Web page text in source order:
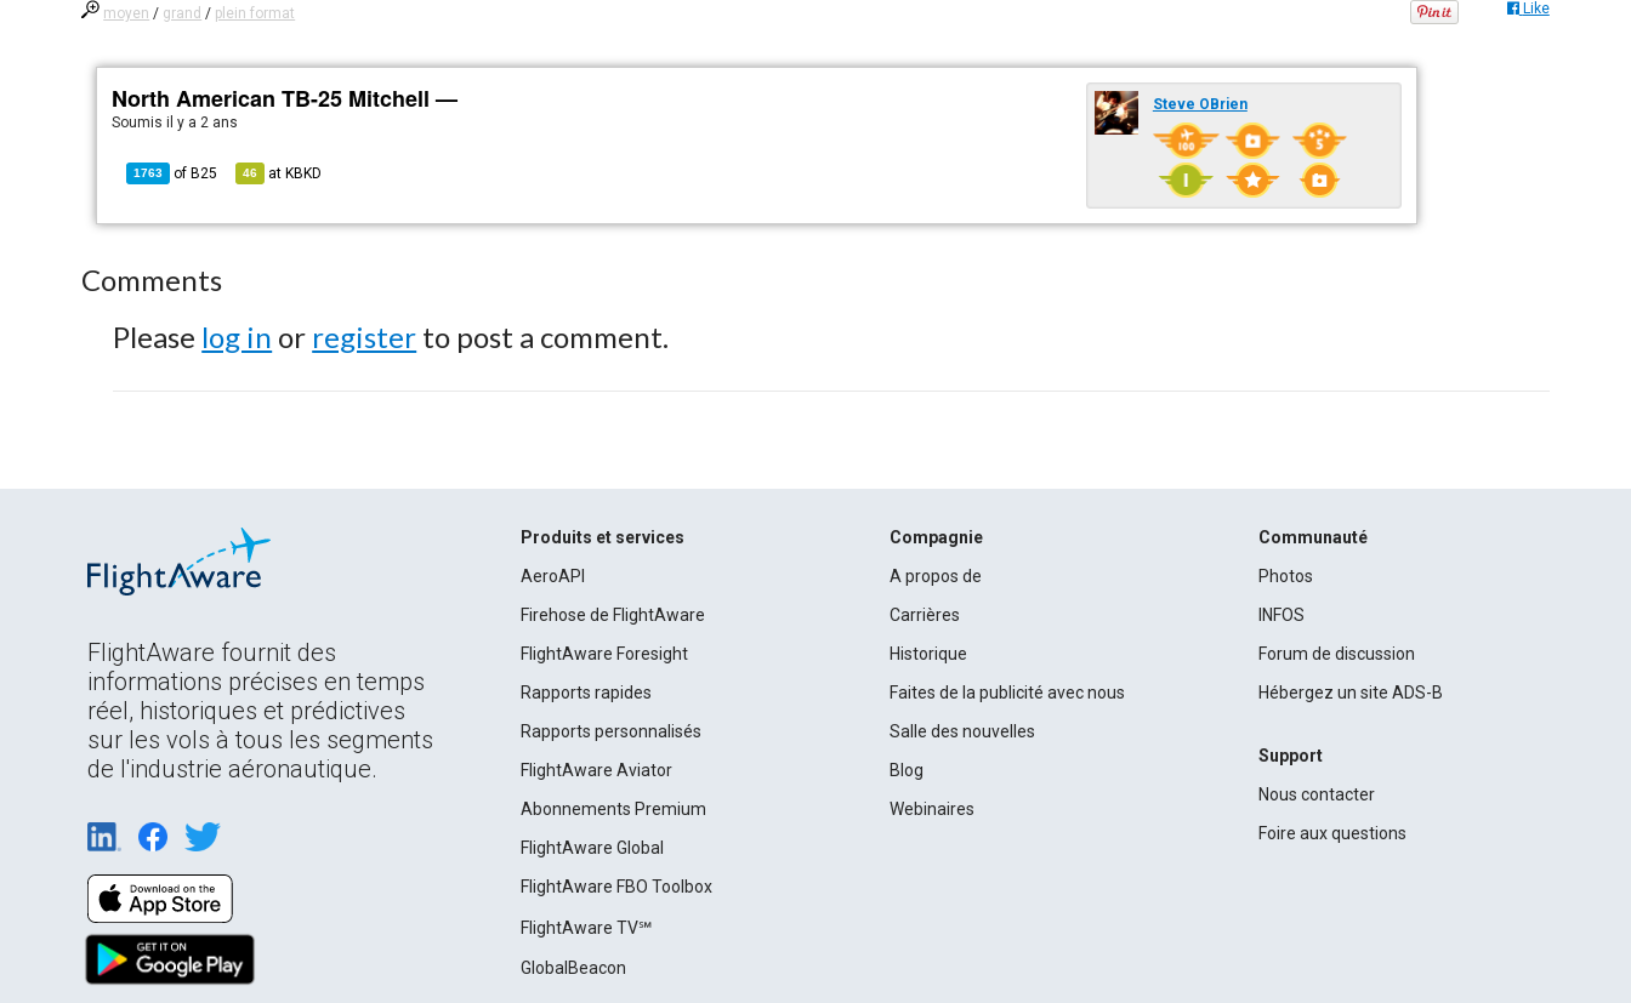
moyen / grand / plein format Like
North American TB-25 Mitchell —
Soumisil y a 2 ans
1763 of B25 46 at KBKD
Steve OBrien
Comments
Please log in or register to post a comment.
FlightAware fournit des
informations précises en temps
réel, historiques et prédictives
sur les vols à tous les segments
de l'industrie aéronautique.
Produits et services
AeroAPI
Firehose de FlightAware
FlightAware Foresight
Rapports rapides
Rapports personnalisés
FlightAware Aviator
Abonnements Premium
FlightAware Global
FlightAware FBO Toolbox
FlightAware TV℠
GlobalBeacon
Compagnie
A propos de
Carrières
Historique
Faites de la publicité avec nous
Salle des nouvelles
Blog
Webinaires
Communauté
Photos
INFOS
Forum de discussion
Hébergez un site ADS-B
Support
Nous contacter
Foire aux questions